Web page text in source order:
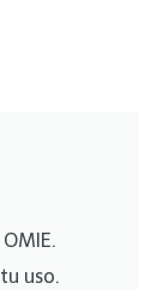
uso.